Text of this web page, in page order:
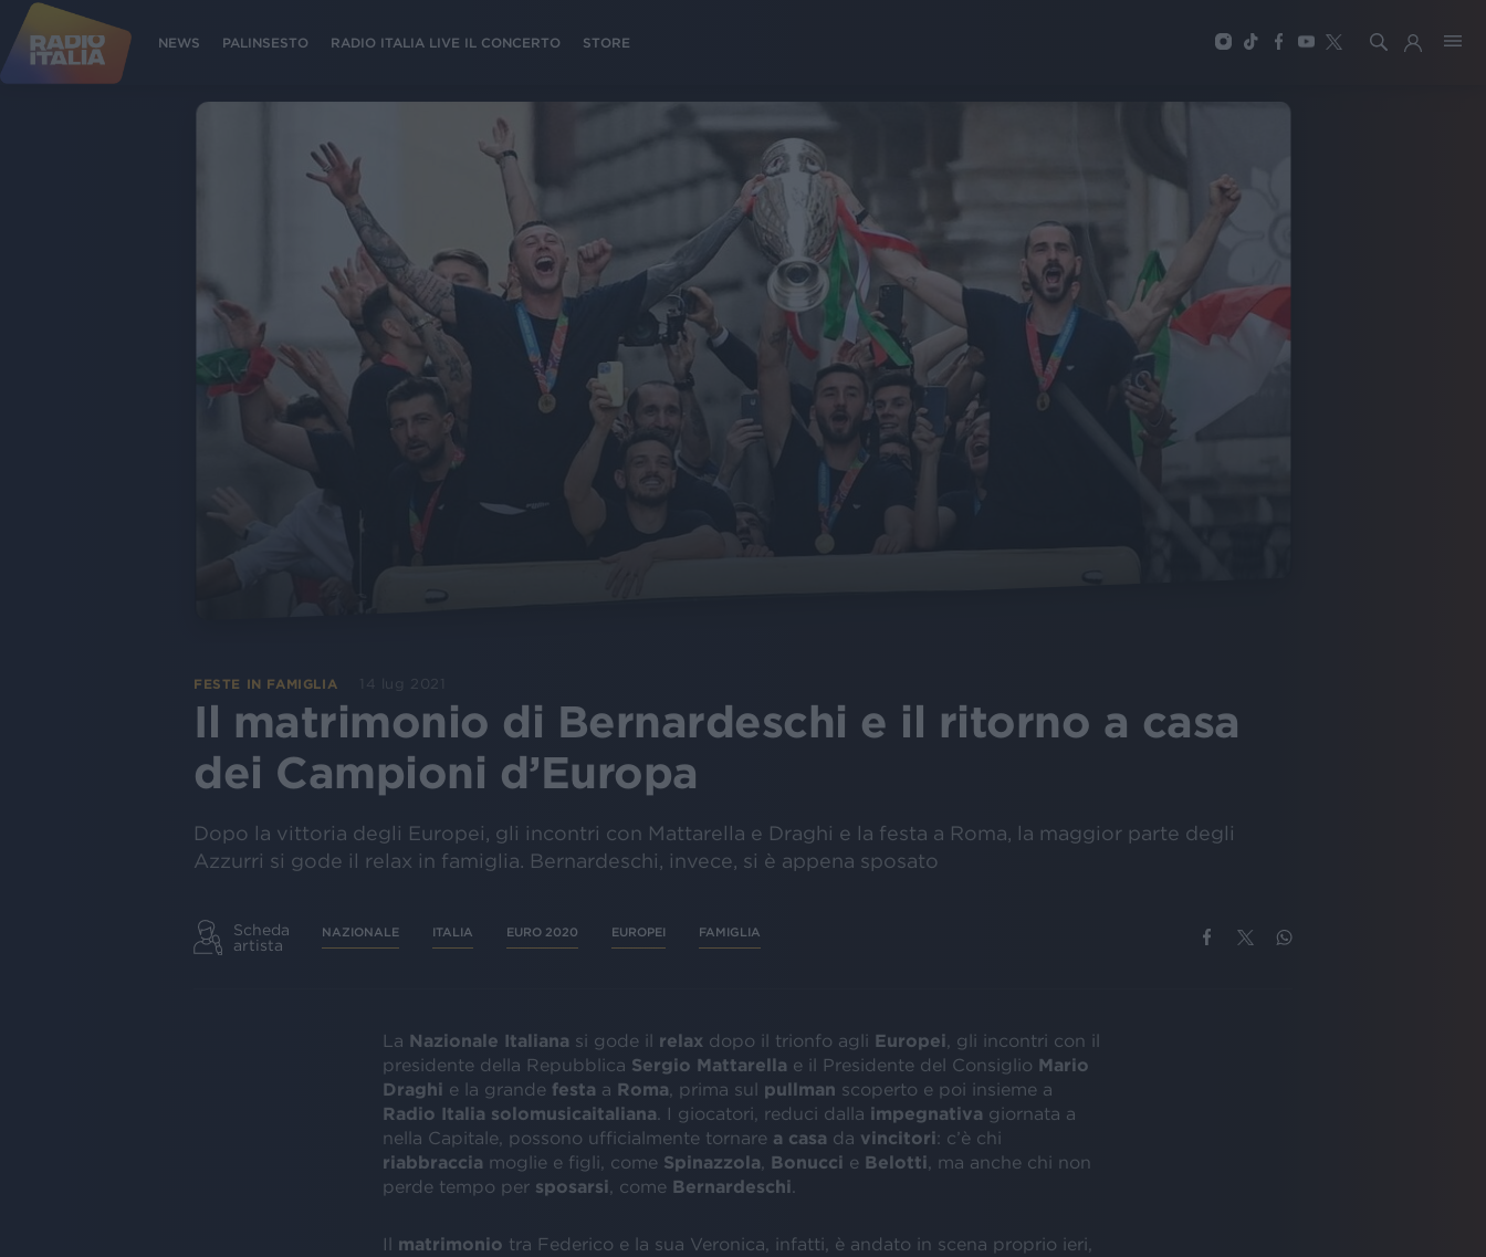
NEWS PALINSESTO RADIO ITALIA LIVE IL CONCERTO STORE
FESTE IN FAMIGLIA 14 lug 2021
Il matrimonio di Bernardeschi e il ritorno a casa
dei Campioni d’Europa
Dopo la vittoria degli Europei, gli incontri con Mattarella e Draghi e la festa a Roma, la maggior parte degli
Azzurri si gode il relax in famiglia. Bernardeschi, invece, si è appena sposato
Scheda
artista
NAZIONALE ITALIA EURO 2020 EUROPEI FAMIGLIA
La Nazionale Italiana si gode il relax dopo il trionfo agli Europei , gli incontri con il
presidente della Repubblica Sergio Mattarella e il Presidente del Consiglio Mario
Draghi e la grande festa a Roma , prima sul pullman scoperto e poi insieme a
Radio Italia solomusicaitaliana . I giocatori, reduci dalla impegnativa giornata a
nella Capitale, possono ufficialmente tornare a casa da vincitori: c’è chi
riabbraccia moglie e figli, come Spinazzola Bonucci e Belotti , ma anche chi non
perde tempo per sposarsi , come Bernardeschi
Il matrimonio tra Federico e la sua Veronica, infatti, è andato in scena proprio ieri,